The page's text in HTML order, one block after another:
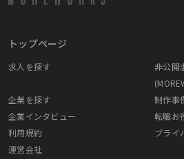
多数の実績を持つ「Design」、コンサル
「Technology」 これらを融合することで、私たちは「Design ×
Consulting」においてクライアントのパ
を変えていくことを目指しています。 【Life is Good】 企業が進
化してもLIGの理念は変わらぬ「Life is
が自身や周りの人にとってGoodになる
する環境があります。 知識を学び、人生を豊かにするお手伝いと
してクリエーターを育てる「Webクリエ
などこれからも自分、ひいては誰かの課
トップページ
求人を探す
非公開
企業を探す
制作事
企業インタビュー
転職お
利用規約
プライ
運営会社